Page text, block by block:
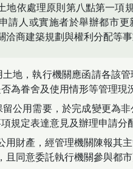
地依處理原則第八點第一項
請人或實施者於舉辦都市
商建築規劃與權利分配等事
地，執行機關應函請各該
為眷舍及使用情形等管理現
公用需要，於完成變更為
規定表達意見及辦理申請分
用財產，經管理機關陳報其
同意委託執行機關參與都市